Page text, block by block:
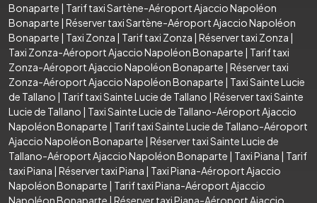
Bonaparte | Tarif taxi Sartène-Aéroport Ajaccio Napoléon
Bonaparte | Réserver taxi Sartène-Aéroport Ajaccio Napoléon
Bonaparte | Taxi Zonza | Tarif taxi Zonza | Réserver taxi Zonza |
Taxi Zonza-Aéroport Ajaccio Napoléon Bonaparte | Tarif taxi
Zonza-Aéroport Ajaccio Napoléon Bonaparte | Réserver taxi
Zonza-Aéroport Ajaccio Napoléon Bonaparte | Taxi Sainte Lucie
de Tallano | Tarif taxi Sainte Lucie de Tallano | Réserver taxi Sainte
Lucie de Tallano | Taxi Sainte Lucie de Tallano-Aéroport Ajaccio
Napoléon Bonaparte | Tarif taxi Sainte Lucie de Tallano-Aéroport
Ajaccio Napoléon Bonaparte | Réserver taxi Sainte Lucie de
Tallano-Aéroport Ajaccio Napoléon Bonaparte | Taxi Piana | Tarif
taxi Piana | Réserver taxi Piana | Taxi Piana-Aéroport Ajaccio
Napoléon Bonaparte | Tarif taxi Piana-Aéroport Ajaccio
Napoléon Bonaparte | Réserver taxi Piana-Aéroport Ajaccio